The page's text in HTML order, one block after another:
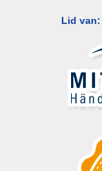
Lid van: